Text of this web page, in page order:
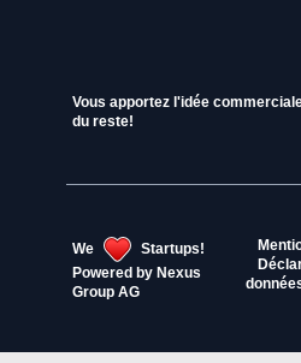
Vous apportez l'idée
du reste!
We
Startups!
Powered by Nexus
Group AG